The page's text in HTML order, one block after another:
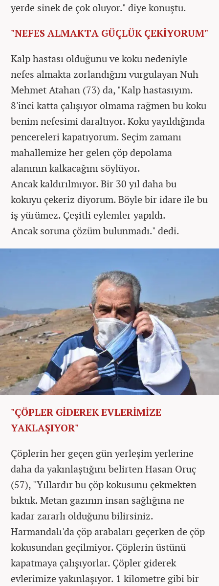
yerde sinek de çok oluyor." diye konuştu.
"NEFES ALMAKTA GÜÇLÜK ÇEKİYORUM"
Kalp hastası olduğunu ve koku nedeniyle
nefes almakta zorlandığını vurgulayan Nuh
Mehmet Atahan (73) da, "Kalp hastasıyım.
8'inci katta çalışıyor olmama rağmen bu koku
benim nefesimi daraltıyor. Koku yayıldığında
pencereleri kapatıyorum. Seçim zamanı
mahallemize her gelen çöp depolama
alanının kalkacağını söylüyor.
Ancak kaldırılmıyor. Bir 30 yıl daha bu
kokuyu çekeriz diyorum. Böyle bir idare ile bu
iş yürümez. Çeşitli eylemler yapıldı.
Ancak soruna çözüm bulunmadı." dedi.
"ÇÖPLER GİDEREK EVLERİMİZE
YAKLAŞIYOR"
Çöplerin her geçen gün yerleşim yerlerine
daha da yakınlaştığını belirten Hasan Oruç
(57), "Yıllardır bu çöp kokusunu çekmekten
bıktık. Metan gazının insan sağlığına ne
kadar zararlı olduğunu bilirsiniz.
Harmandalı'da çöp arabaları geçerken de çöp
kokusundan geçilmiyor. Çöplerin üstünü
kapatmaya çalışıyorlar. Çöpler giderek
evlerimize yakınlaşıyor. 1 kilometre gibi bir